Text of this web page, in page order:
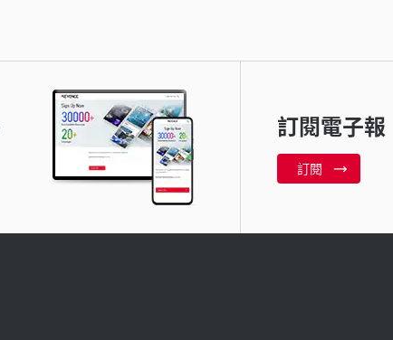
訂閱電子報
訂閱